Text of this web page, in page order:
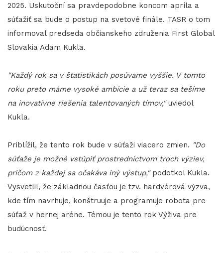
2025. Uskutoční sa pravdepodobne koncom apríla a
súťažiť sa bude o postup na svetové finále. TASR o tom
informoval predseda občianskeho združenia First Global
Slovakia Adam Kukla.
"Každý rok sa v štatistikách posúvame vyššie. V tomto
roku preto máme vysoké ambície a už teraz sa tešíme
na inovatívne riešenia talentovaných tímov,"uviedol
Kukla.
Priblížil, že tento rok bude v súťaži viacero zmien. "Do
súťaže je možné vstúpiť prostredníctvom troch výziev,
pričom z každej sa očakáva iný výstup,"podotkol Kukla.
Vysvetlil, že základnou časťou je tzv. hardvérová výzva,
kde tím navrhuje, konštruuje a programuje robota pre
súťaž v hernej aréne. Témou je tento rok Výživa pre
budúcnosť.